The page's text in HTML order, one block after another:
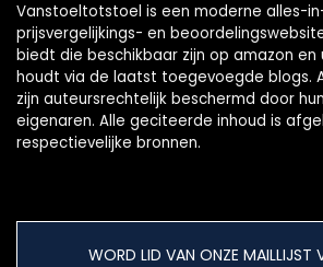
Vanstoeltotstoel is een moderne alles-
prijsvergelijkings- en
biedt die beschikbaar zijn op amazon
houdt via de laatst toegevoegde blogs.
zijn auteursrechtelijk beschermd door
eigenaren. Alle geciteerde inhoud is
respectievelijke bronnen.
WORD LID VAN ONZE MAILLIJST